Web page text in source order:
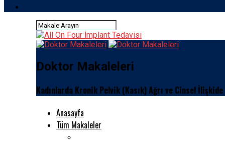
Doktor Makaleleri
Kadınlarda Kronik Pelvik (Kasık) Ağrı ve Cinsel İlişkide
Anasayfa
Tüm Makaleler